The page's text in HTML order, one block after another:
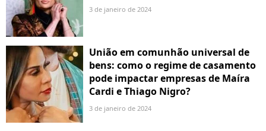
3 de janeiro de 2024
União em comunhão universal de
bens: como o regime de casamento
pode impactar empresas de Maíra
Cardi e Thiago Nigro?
3 de janeiro de 2024